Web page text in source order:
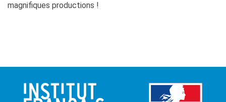
magnifiques productions !